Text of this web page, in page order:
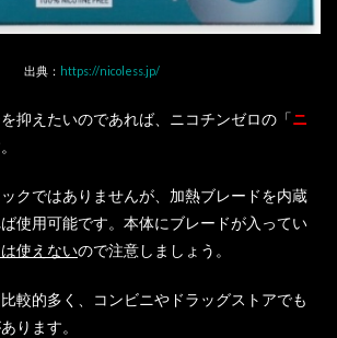
出典： https://nicoless.jp/
抑えたいのであれば、ニコチンゼロの「ニ
クではありませんが、加熱ブレードを内蔵
使用可能です。本体にブレードが入ってい
使えないので注意しましょう。
較的多く、コンビニやドラッグストアでも
ります。